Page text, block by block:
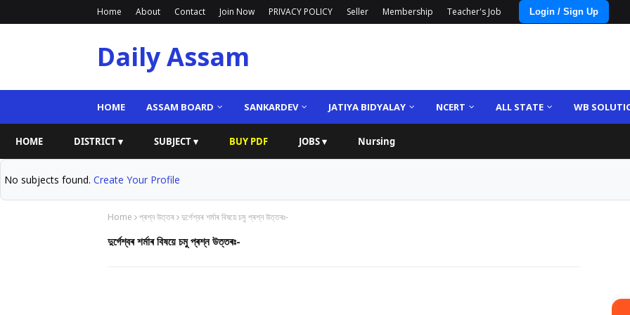
Home About Contact Join Now PRIVACY POLICY Seller Membership Teacher's Job Login / Sign Up
Daily Assam
HOME ASSAM BOARD SANKARDEV JATIYA BIDYALAY NCERT ALL STATE WB
HOME DISTRICT ▾ SUBJECT ▾ BUY PDF JOBS ▾ Nursing
No subjects found. Create Your Profile
Home প্ৰশ্ন উত্তৰ দুৰ্গেশ্বৰ শৰ্মাৰ বিষয়ে চমু প্ৰশ্ন উত্তৰঃ-
দুৰ্গেশ্বৰ শৰ্মাৰ বিষয়ে চমু প্ৰশ্ন উত্তৰঃ-